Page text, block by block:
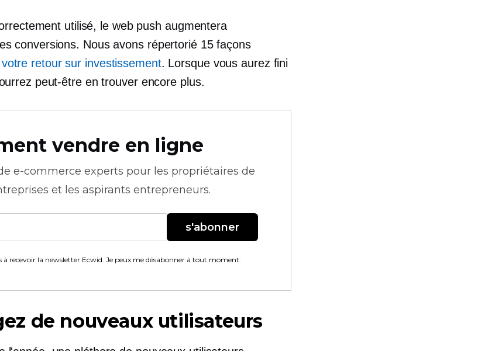
utilisé, le web push augmentera
conversions. Nous avons répertorié 15 façons
retour sur investissement. Lorsque vous aurez fini
peut-être en trouver encore plus.
vendre en ligne
e-commerce experts pour les propriétaires de
et les aspirants entrepreneurs.
s'abonner
à recevoir la newsletter Ecwid. Je peux me désabonner à tout moment.
de nouveaux utilisateurs